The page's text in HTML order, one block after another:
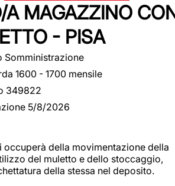
A MAGAZZINO
- PISA
Somministrazione
1600 - 1700 mensile
349822
5/8/2026
occuperà della movimentazione della
del muletto e dello stoccaggio,
della stessa nel deposito.